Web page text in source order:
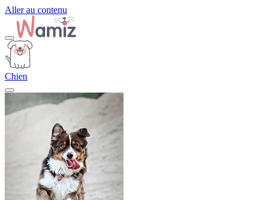
Aller au contenu
Chien